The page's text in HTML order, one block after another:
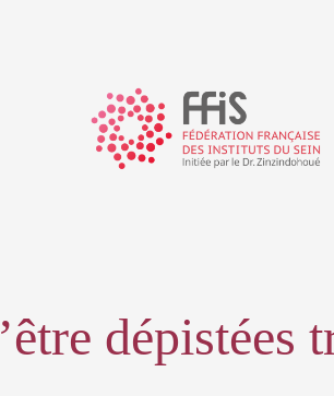
dépistées